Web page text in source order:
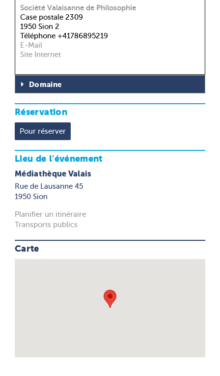
Société Valaisanne de Philosophie
Case postale 2309
1950 Sion 2
Téléphone +41786895219
E-Mail
Site Internet
Domaine
Réservation
Lieu de l'événement
Médiathèque Valais
Rue de Lausanne 45
1950 Sion
Planifier un itinéraire
Transports publics
Carte